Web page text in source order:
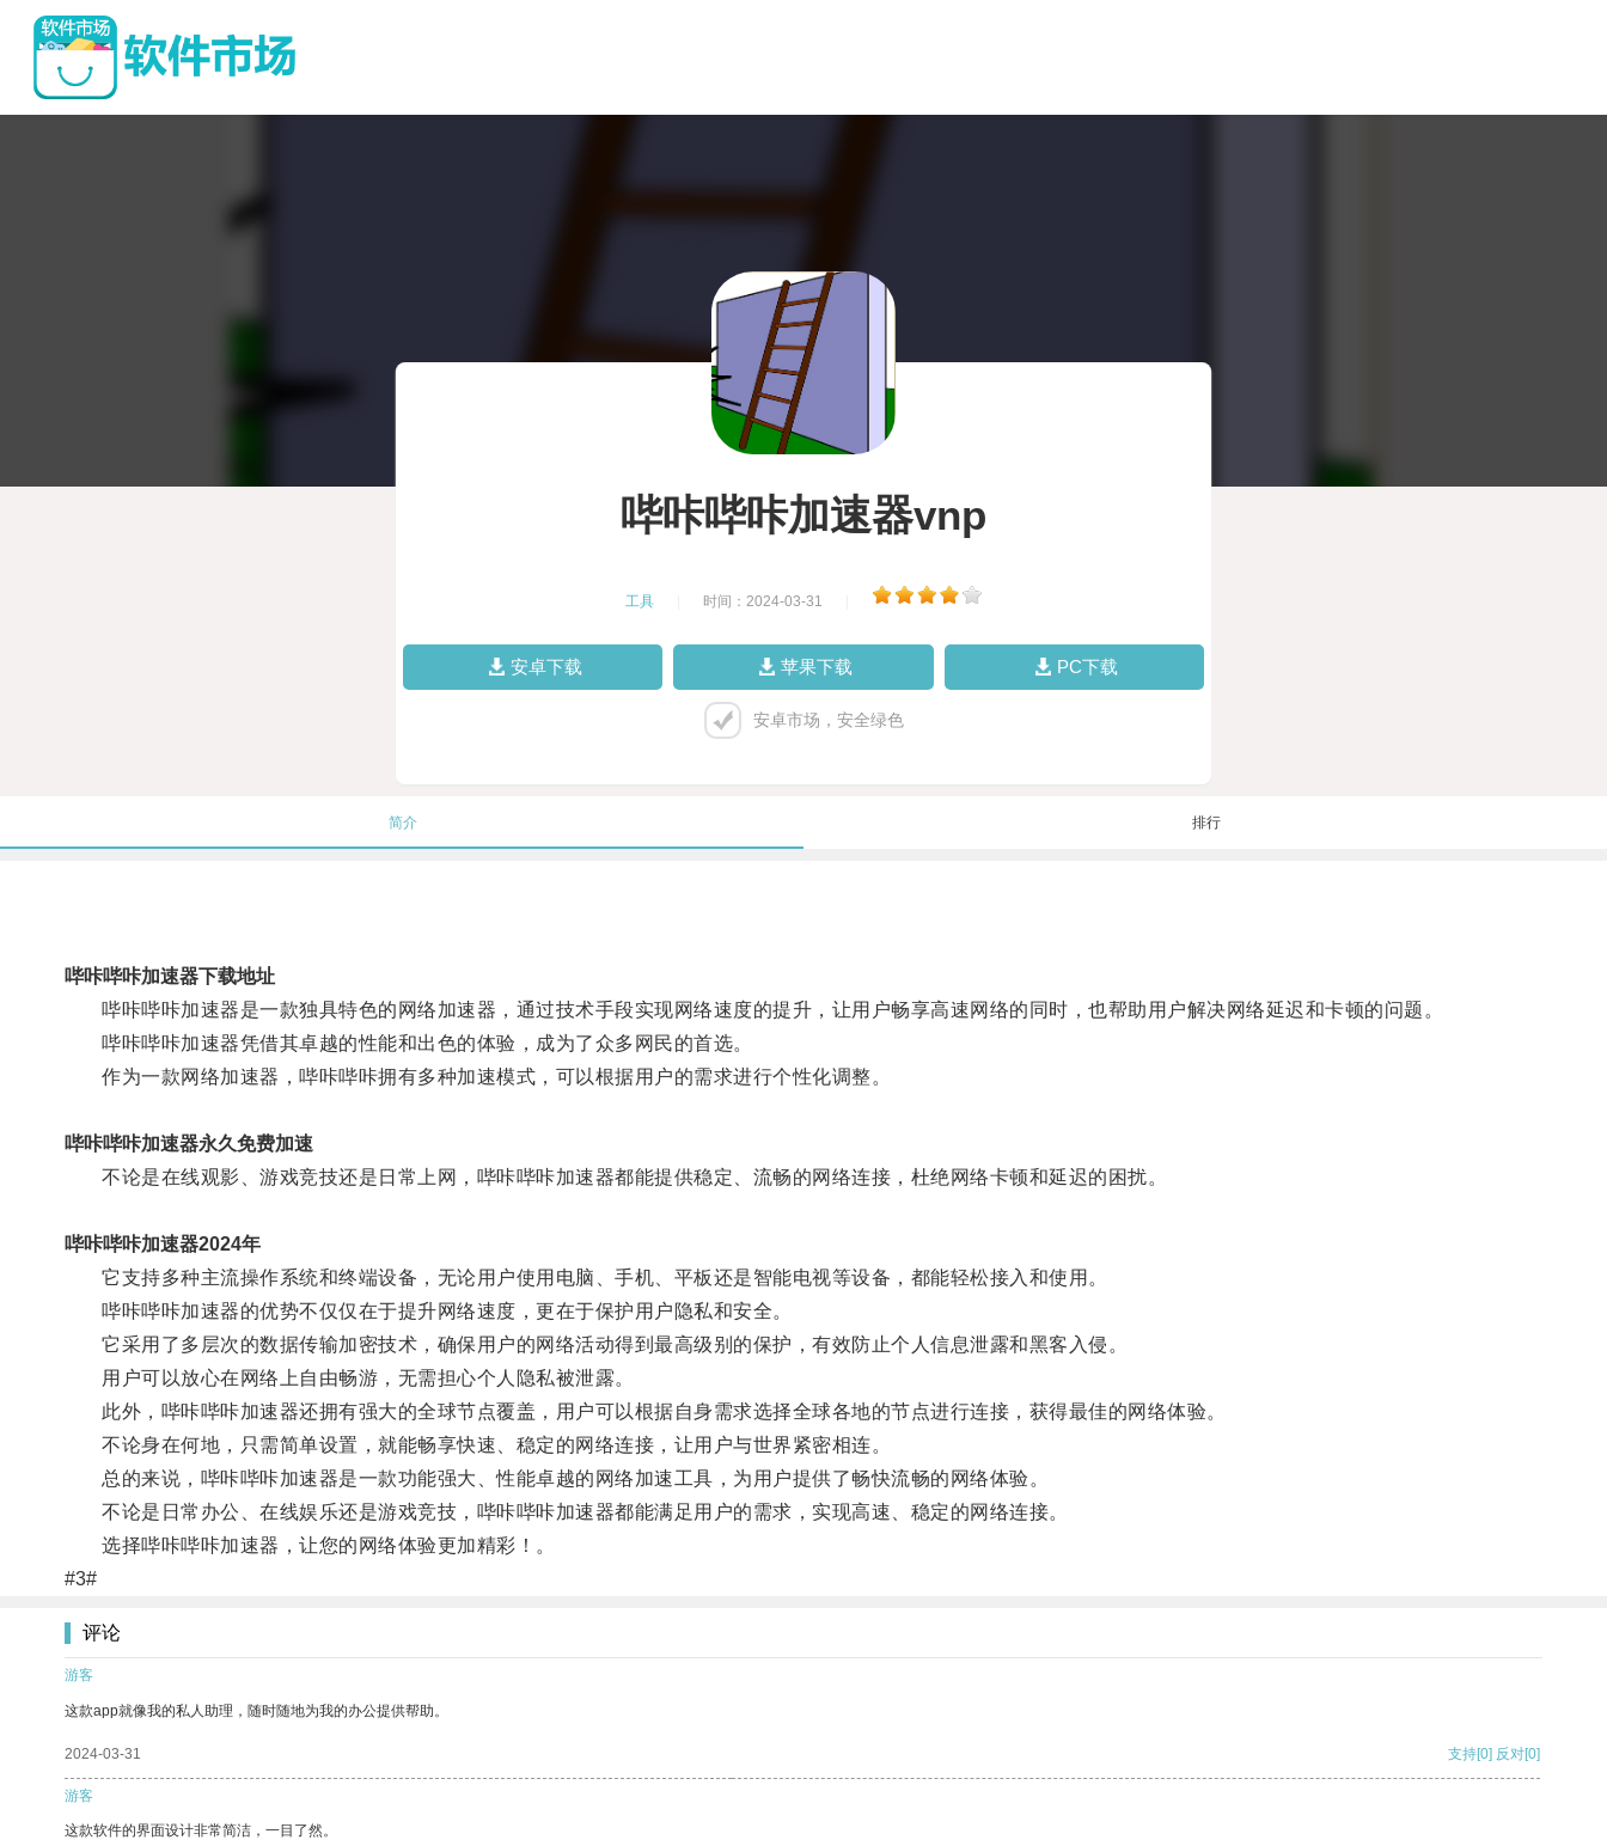
哔咔哔咔加速器vnp
工具 时间：2024-03-31
安卓下载 苹果下载 PC下载
安卓市场，安全绿色
简介 排行
哔咔哔咔加速器下载地址
哔咔哔咔加速器是一款独具特色的网络加速器，通过技术手段实现网络速度的提升，让用户畅享高速网络的同时，也帮助用户解决网络延迟和卡顿的问题。
哔咔哔咔加速器凭借其卓越的性能和出色的体验，成为了众多网民的首选。
作为一款网络加速器，哔咔哔咔拥有多种加速模式，可以根据用户的需求进行个性化调整。
哔咔哔咔加速器永久免费加速
不论是在线观影、游戏竞技还是日常上网，哔咔哔咔加速器都能提供稳定、流畅的网络连接，杜绝网络卡顿和延迟的困扰。
哔咔哔咔加速器2024年
它支持多种主流操作系统和终端设备，无论用户使用电脑、手机、平板还是智能电视等设备，都能轻松接入和使用。
哔咔哔咔加速器的优势不仅仅在于提升网络速度，更在于保护用户隐私和安全。
它采用了多层次的数据传输加密技术，确保用户的网络活动得到最高级别的保护，有效防止个人信息泄露和黑客入侵。
用户可以放心在网络上自由畅游，无需担心个人隐私被泄露。
此外，哔咔哔咔加速器还拥有强大的全球节点覆盖，用户可以根据自身需求选择全球各地的节点进行连接，获得最佳的网络体验。
不论身在何地，只需简单设置，就能畅享快速、稳定的网络连接，让用户与世界紧密相连。
总的来说，哔咔哔咔加速器是一款功能强大、性能卓越的网络加速工具，为用户提供了畅快流畅的网络体验。
不论是日常办公、在线娱乐还是游戏竞技，哔咔哔咔加速器都能满足用户的需求，实现高速、稳定的网络连接。
选择哔咔哔咔加速器，让您的网络体验更加精彩！。
#3#
评论
游客
这款app就像我的私人助理，随时随地为我的办公提供帮助。
2024-03-31 支持[0] 反对[0]
游客
这款软件的界面设计非常简洁，一目了然。